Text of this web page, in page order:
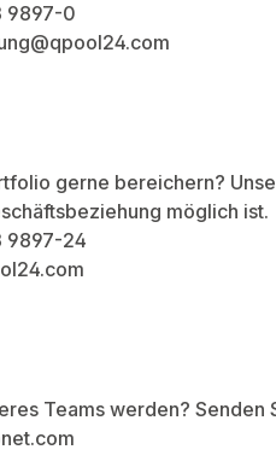
9897-0
gerne bereichern?
möglich ist.
9897-24
Teams werden?